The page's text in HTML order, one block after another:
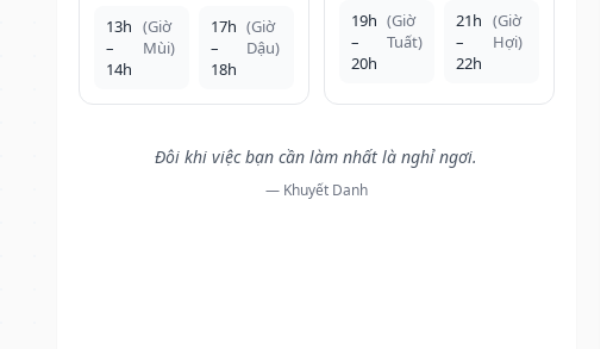
13h
–
14h
(Giờ
Mùi)
17h
–
18h
(Giờ
Dậu)
19h
–
20h
(Giờ
Tuất)
21h
–
22h
(Giờ
Hợi)
Đôi khi việc bạn cần làm nhất là nghỉ ngơi.
— Khuyết Danh